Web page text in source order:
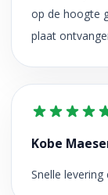
op de hoogte
plaat
Kobe
Snelle